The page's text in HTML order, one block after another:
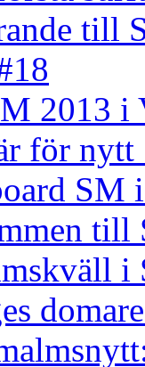
till
2013 i
för nytt
SM
till
i